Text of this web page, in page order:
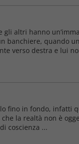
gli altri hanno
banchiere,
verso destra e lui
in fondo, infatti
la realtà non è
coscienza ...